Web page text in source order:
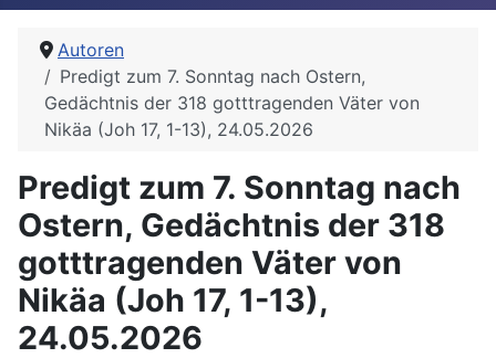
Autoren
Predigt zum 7. Sonntag nach Ostern,
Gedächtnis der 318 gotttragenden Väter von
Nikäa (Joh 17, 1-13), 24.05.2026
Predigt zum 7. Sonntag nach
Ostern, Gedächtnis der 318
gotttragenden Väter von
Nikäa (Joh 17, 1-13),
24.05.2026